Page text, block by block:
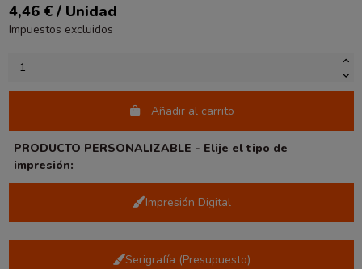
4,46 € / Unidad
Impuestos excluidos
Añadir al carrito
PRODUCTO PERSONALIZABLE - Elije el tipo de
impresión:
Impresión Digital
Serigrafía (Presupuesto)